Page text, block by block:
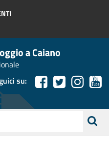
a Caiano
su: